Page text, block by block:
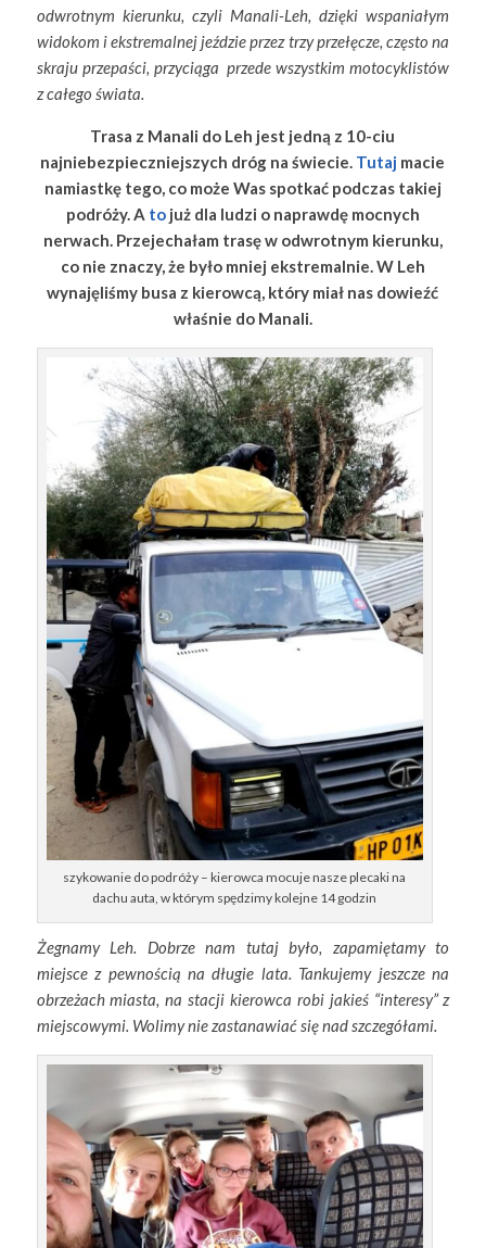
odwrotnym kierunku, czyli Manali-Leh, dzięki wspaniałym
widokom i ekstremalnej jeździe przez trzy przełęcze, często na
skraju przepaści, przyciąga przede wszystkim motocyklistów
z całego świata.
Trasa z Manali do Leh jest jedną z 10-ciu
najniebezpieczniejszych dróg na świecie. Tutaj macie
namiastkę tego, co może Was spotkać podczas takiej
podróży. A tojuż dla ludzi o naprawdę mocnych
nerwach. Przejechałam trasę w odwrotnym kierunku,
co nie znaczy, że było mniej ekstremalnie. W Leh
wynajęliśmy busa z kierowcą, który miał nas dowieźć
właśnie do Manali.
szykowanie do podróży – kierowca mocuje nasze plecaki na
dachu auta, w którym spędzimy kolejne 14 godzin
Żegnamy Leh. Dobrze nam tutaj było, zapamiętamy to
miejsce z pewnością na długie lata. Tankujemy jeszcze na
obrzeżach miasta, na stacji kierowca robi jakieś “interesy” z
miejscowymi. Wolimy nie zastanawiać się nad szczegółami.